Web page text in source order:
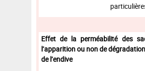
Effet de la perméabilité des
l’apparition ou non de
de l’endive